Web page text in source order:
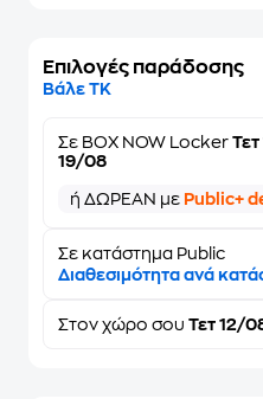
Επιλογές παράδοσης
Βάλε ΤΚ
Σε BOX NOW Locker
19/08
ή ΔΩΡΕΑΝ με Public+
Σε κατάστημα Public
Διαθεσιμότητα ανά
Στον χώρο σου Τετ 12/